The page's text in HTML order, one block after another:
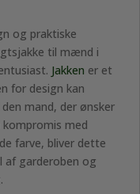
og praktiske
til mænd i
Jakken er et
for design kan
mand, der ønsker
med
farve, bliver dette
garderoben og